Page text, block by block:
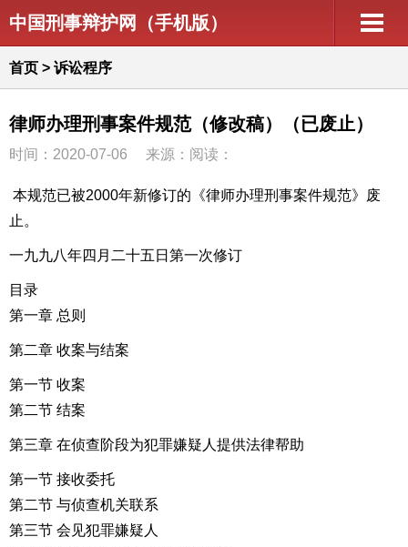
中国刑事辩护网（手机版）
首页 > 诉讼程序
律师办理刑事案件规范（修改稿）（已废止）
时间：2020-07-06 来源：阅读：
本规范已被2000年新修订的 《律师办理刑事案件规范》
废
止。
一九九八年四月二十五日第一次修订
目录
第一章 总则
第二章 收案与结案
第一节 收案
第二节 结案
第三章 在侦查阶段为犯罪嫌疑人提供法律帮助
第一节 接收委托
第二节 与侦查机关联系
第三节 会见犯罪嫌疑人